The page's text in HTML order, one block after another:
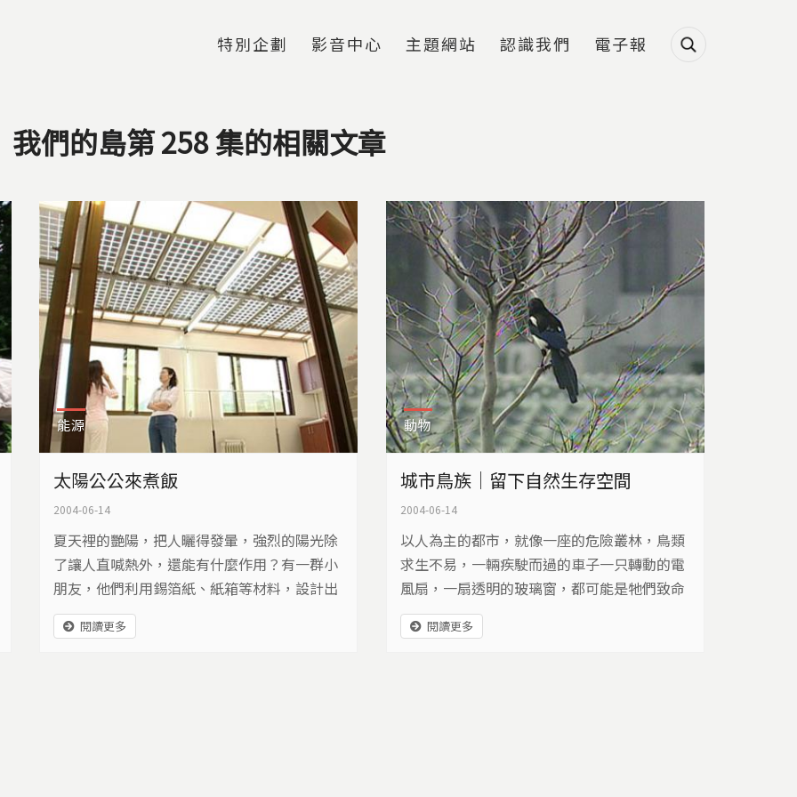
特別企劃 影音中心 主題網站 認識我們 電子報
我們的島第 258 集的相關文章
能源
太陽公公來煮飯
2004-06-14
夏天裡的艷陽，把人曬得發暈，強烈的陽光除
了讓人直喊熱外，還能有什麼作用？有一群小
朋友，他們利用錫箔紙、紙箱等材料，設計出
一個又一個不同樣式的太陽能燜燒鍋，他們要
利用太陽能來煮綠豆湯，真的可行嗎？
閱讀更多
動物
城市鳥族｜留下自然生存空間
2004-06-14
以人為主的都市，就像一座的危險叢林，鳥類
求生不易，一輛疾駛而過的車子一只轉動的電
風扇，一扇透明的玻璃窗，都可能是牠們致命
的關卡，在人與鳥的互動中，最常發生的意外
事件，就是鳥類撞擊玻璃，對人們來說，這是
閱讀更多